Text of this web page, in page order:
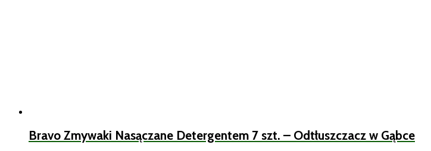
Bravo Zmywaki Nasączane Detergentem 7 szt. – Odtłuszczacz w Gąbce